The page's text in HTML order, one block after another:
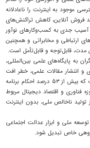
۷۸ درصد مردم، دسترسی موجود به اینترنت را ناعادلانه
آنلاین، کاهش تراکنش‌های
آسیب جدی به کسب‌وکارهای نوآور
ارتباطی و مخابراتی و همچنین
مدت، قابل‌توجه و قابل‌تأمل است.
به پایگاه‌های علمی بین‌المللی،
و انتشار مقالات علمی، خطر افت
رتبه علمی ایران را در پی داشت. این در حالی است که بیش از ۵۳ درصد احکام برنامه
فناوری و اقتصاد دیجیتال مربوط
از تولید ناخالص ملی، بدون اینترنت
ملی و ابزار عدالت اجتماعی
خاص تبدیل شود.